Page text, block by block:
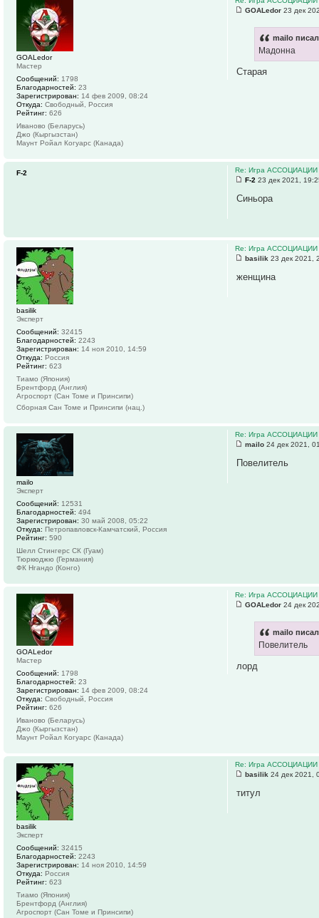
GOALedor 23 дек
mailo
Мадонна
Старая
GOALedor
Мастер
Сообщений: 1798
Благодарностей: 23
Зарегистрирован: 14 фев 2009, 08:24
Откуда: Свободный, Россия
Рейтинг: 626
Иваново (Беларусь)
Джо (Кыргызстан)
Маунт Ройал Когуарс (Канада)
Re: Игра АССОЦИАЦИИ
F-2 23 дек 2021,
Синьора
F-2
Re: Игра АССОЦИАЦИИ
basilik 23 дек 2021,
женщина
basilik
Эксперт
Сообщений: 32415
Благодарностей: 2243
Зарегистрирован: 14 ноя 2010, 14:59
Откуда: Россия
Рейтинг: 623
Тиамо (Япония)
Брентфорд (Англия)
Агроспорт (Сан Томе и Принсипи)
Сборная Сан Томе и Принсипи (нац.)
Re: Игра АССОЦИАЦИИ
mailo 24 дек 2021,
Повелитель
mailo
Эксперт
Сообщений: 12531
Благодарностей: 494
Зарегистрирован: 30 май 2008, 05:22
Откуда: Петропавловск-Камчатский, Россия
Рейтинг: 590
Шелл Стингерс СК (Гуам)
Тюркюджю (Германия)
ФК Нгандо (Конго)
Re: Игра АССОЦИАЦИИ
GOALedor 24 дек
mailo
Повелитель
лорд
GOALedor
Мастер
Сообщений: 1798
Благодарностей: 23
Зарегистрирован: 14 фев 2009, 08:24
Откуда: Свободный, Россия
Рейтинг: 626
Иваново (Беларусь)
Джо (Кыргызстан)
Маунт Ройал Когуарс (Канада)
Re: Игра АССОЦИАЦИИ
basilik 24 дек 2021,
титул
basilik
Эксперт
Сообщений: 32415
Благодарностей: 2243
Зарегистрирован: 14 ноя 2010, 14:59
Откуда: Россия
Рейтинг: 623
Тиамо (Япония)
Брентфорд (Англия)
Агроспорт (Сан Томе и Принсипи)